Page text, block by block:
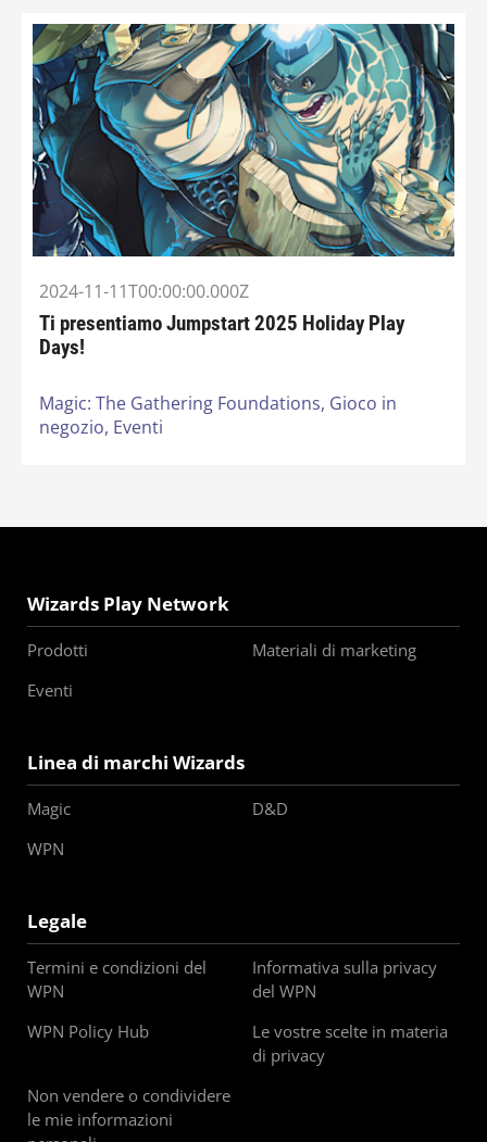
2024-11-11T00:00:00.000Z
Ti presentiamo Jumpstart 2025 Holiday Play
Days!
Magic: The Gathering Foundations, Gioco in
negozio, Eventi
Wizards Play Network
Prodotti
Materiali di marketing
Eventi
Linea di marchi Wizards
Magic
D&D
WPN
Legale
Termini e condizioni del
WPN
Informativa sulla privacy
del WPN
WPN Policy Hub
Le vostre scelte in materia
di privacy
Non vendere o condividere
le mie informazioni